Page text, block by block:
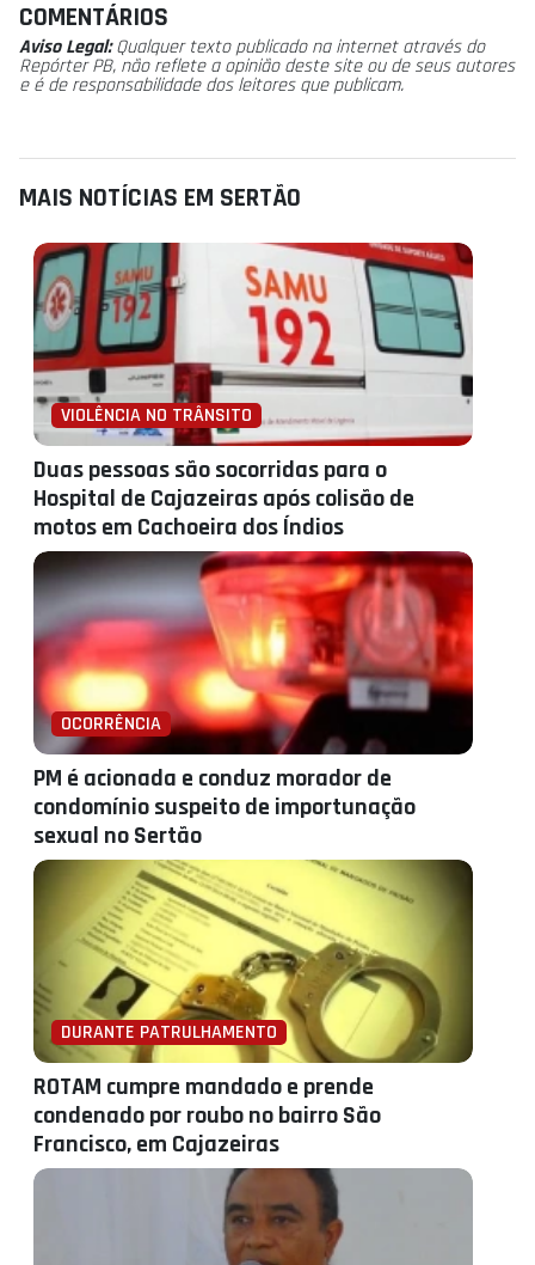
COMENTÁRIOS
Aviso Legal:Qualquer texto publicado na internet através do
Repórter PB, não reflete a opinião deste site ou de seus autores
e é de responsabilidade dos leitores que publicam.
MAIS NOTÍCIAS EM SERTÃO
VIOLÊNCIA NO TRÂNSITO
Duas pessoas são socorridas para o
Hospital de Cajazeiras após colisão de
motos em Cachoeira dos Índios
OCORRÊNCIA
PM é acionada e conduz morador de
condomínio suspeito de importunação
sexual no Sertão
DURANTE PATRULHAMENTO
ROTAM cumpre mandado e prende
condenado por roubo no bairro São
Francisco, em Cajazeiras